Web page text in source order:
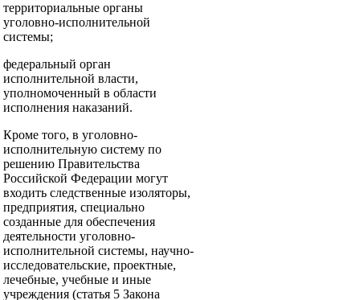
территориальные органы
уголовно-исполнительной
системы;
федеральный орган
исполнительной власти,
уполномоченный в области
исполнения наказаний.
Кроме того, в уголовно-
исполнительную систему по
решению Правительства
Российской Федерации могут
входить следственные изоляторы,
предприятия, специально
созданные для обеспечения
деятельности уголовно-
исполнительной системы, научно-
исследовательские, проектные,
лечебные, учебные и иные
учреждения (статья 5 Закона